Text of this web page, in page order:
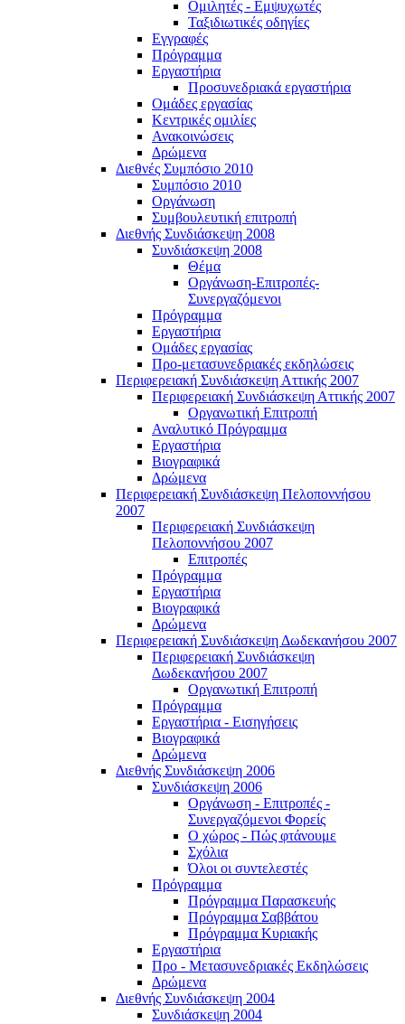
Ομιλητές - Εμψυχωτές
Ταξιδιωτικές οδηγίες
Εγγραφές
Πρόγραμμα
Εργαστήρια
Προσυνεδριακά εργαστήρια
Ομάδες εργασίας
Κεντρικές ομιλίες
Ανακοινώσεις
Δρώμενα
Διεθνές Συμπόσιο 2010
Συμπόσιο 2010
Οργάνωση
Συμβουλευτική επιτροπή
Διεθνής Συνδιάσκεψη 2008
Συνδιάσκεψη 2008
Θέμα
Οργάνωση-Επιτροπές-
Συνεργαζόμενοι
Πρόγραμμα
Εργαστήρια
Ομάδες εργασίας
Προ-μετασυνεδριακές εκδηλώσεις
Περιφερειακή Συνδιάσκεψη Αττικής 2007
Περιφερειακή Συνδιάσκεψη Αττικής 2007
Οργανωτική Επιτροπή
Αναλυτικό Πρόγραμμα
Εργαστήρια
Βιογραφικά
Δρώμενα
Περιφερειακή Συνδιάσκεψη Πελοποννήσου
2007
Περιφερειακή Συνδιάσκεψη
Πελοποννήσου 2007
Επιτροπές
Πρόγραμμα
Εργαστήρια
Βιογραφικά
Δρώμενα
Περιφερειακή Συνδιάσκεψη Δωδεκανήσου 2007
Περιφερειακή Συνδιάσκεψη
Δωδεκανήσου 2007
Οργανωτική Επιτροπή
Πρόγραμμα
Εργαστήρια - Εισηγήσεις
Βιογραφικά
Δρώμενα
Διεθνής Συνδιάσκεψη 2006
Συνδιάσκεψη 2006
Οργάνωση - Επιτροπές -
Συνεργαζόμενοι Φορείς
Ο χώρος - Πώς φτάνουμε
Σχόλια
Όλοι οι συντελεστές
Πρόγραμμα
Πρόγραμμα Παρασκευής
Πρόγραμμα Σαββάτου
Πρόγραμμα Κυριακής
Εργαστήρια
Προ - Μετασυνεδριακές Εκδηλώσεις
Δρώμενα
Διεθνής Συνδιάσκεψη 2004
Συνδιάσκεψη 2004